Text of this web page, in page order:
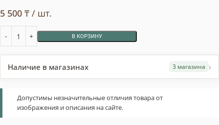
5 500 ₸ / шт.
В КОРЗИНУ
Наличие в магазинах 3 магазина ›
Допустимы незначительные отличия товара от
изображения и описания на сайте.